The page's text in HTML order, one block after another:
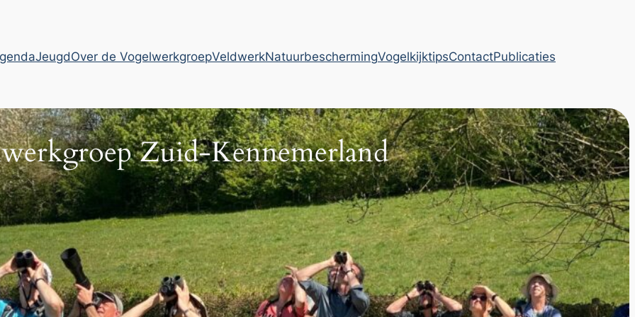
JeugdOver de VogelwerkgroepVeldwerkNatuurbeschermingVogelkijktipsContactPublicaties
Zuid-Kennemerland